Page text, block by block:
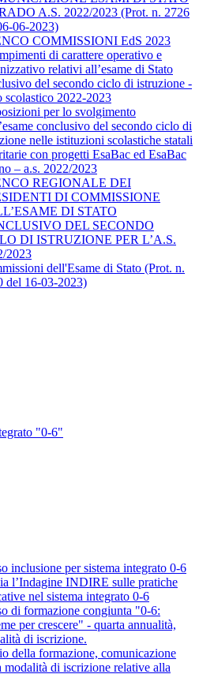
A.S. 2022/2023 (Prot. n. 2726
06-2023)
COMMISSIONI EdS 2023
di carattere operativo e
relativi all’esame di Stato
del secondo ciclo di istruzione -
scolastico 2022-2023
per lo svolgimento
conclusivo del secondo ciclo di
nelle istituzioni scolastiche statali
con progetti EsaBac ed EsaBac
– a.s. 2022/2023
REGIONALE DEI
DI COMMISSIONE
DI STATO
DEL SECONDO
DI ISTRUZIONE PER L’A.S.
2023
dell'Esame di Stato (Prot. n.
del 16-03-2023)
"0-6"
inclusione per sistema integrato 0-6
l’Indagine INDIRE sulle pratiche
nel sistema integrato 0-6
di formazione congiunta "0-6:
per crescere" - quarta annualità,
di iscrizione.
della formazione, comunicazione
modalità di iscrizione relative alla